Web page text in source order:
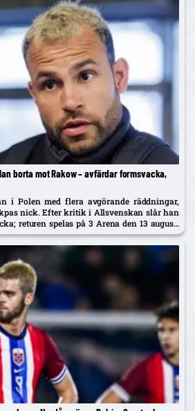
borta mot Rakow – avfärdar formsvacka,
i Polen med flera avgörande räddningar,
nick. Efter kritik i Allsvenskan slår han
returen spelas på 3 Arena den 13 augusti
Hajduk...